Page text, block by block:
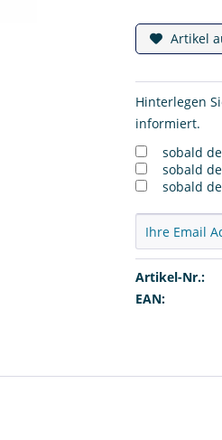
Artikel
Hinterlegen
informiert.
sobald
sobald
sobald
Artikel-Nr.:
EAN: